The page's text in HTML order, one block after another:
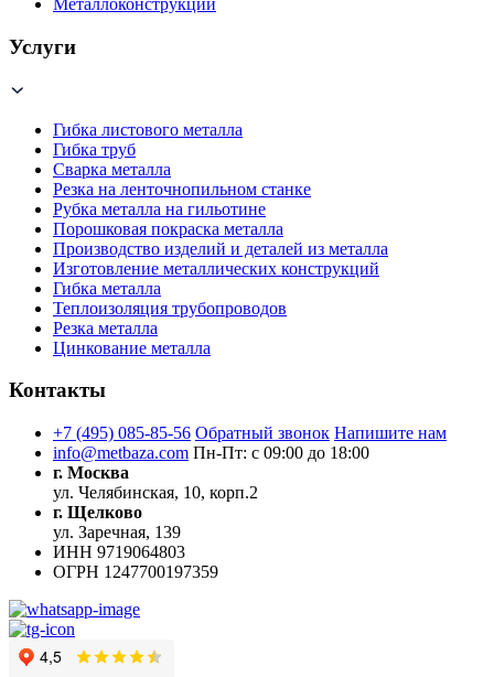
Металлоконструкции
Услуги
Гибка листового металла
Гибка труб
Сварка металла
Резка на ленточнопильном станке
Рубка металла на гильотине
Порошковая покраска металла
Производство изделий и деталей из металла
Изготовление металлических конструкций
Гибка металла
Теплоизоляция трубопроводов
Резка металла
Цинкование металла
Контакты
+7 (495) 085-85-56 Обратный звонок Напишите нам
info@metbaza.com Пн-Пт: с 09:00 до 18:00
г. Москва
ул. Челябинская, 10, корп.2
г. Щелково
ул. Заречная, 139
ИНН 9719064803
ОГРН 1247700197359